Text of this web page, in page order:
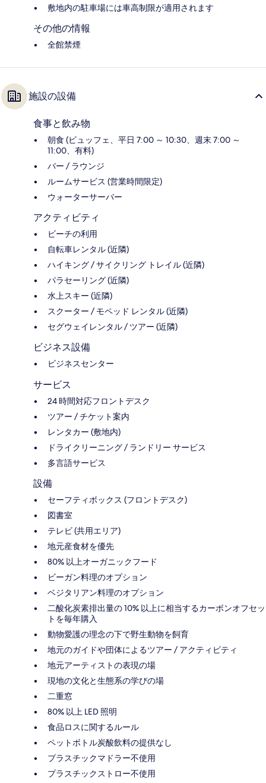
敷地内の駐車場には車高制限が適用されます
その他の情報
全館禁煙
施設の設備
食事と飲み物
朝食 (ビュッフェ、平日 7:00 ～ 10:30、週末 7:00 ～
11:00、有料)
バー / ラウンジ
ルームサービス (営業時間限定)
ウォーターサーバー
アクティビティ
ビーチの利用
自転車レンタル (近隣)
ハイキング / サイクリング トレイル (近隣)
パラセーリング (近隣)
水上スキー (近隣)
スクーター / モペッド レンタル (近隣)
セグウェイレンタル / ツアー (近隣)
ビジネス設備
ビジネスセンター
サービス
24 時間対応フロントデスク
ツアー / チケット案内
レンタカー (敷地内)
ドライクリーニング / ランドリー サービス
多言語サービス
設備
セーフティボックス (フロントデスク)
図書室
テレビ (共用エリア)
地元産食材を優先
80% 以上オーガニックフード
ビーガン料理のオプション
ベジタリアン料理のオプション
二酸化炭素排出量の 10% 以上に相当するカーボンオフセッ
トを毎年購入
動物愛護の理念の下で野生動物を飼育
地元のガイドや団体によるツアー / アクティビティ
地元アーティストの表現の場
現地の文化と生態系の学びの場
二重窓
80% 以上 LED 照明
食品ロスに関するルール
ペットボトル炭酸飲料の提供なし
プラスチックマドラー不使用
プラスチックストロー不使用